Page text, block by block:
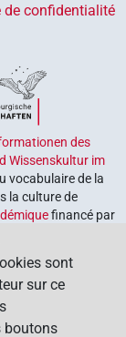
de confidentialité
des
Wissenskultur im
vocabulaire de la
la culture de
financé par
Länder de la
préserver,
est
sciences et
sont
sur ce
boutons